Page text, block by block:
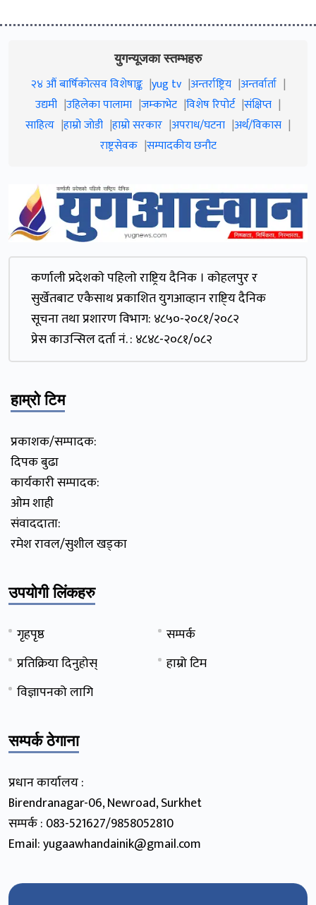
युगन्यूजका स्तम्भहरु
२४ औं बार्षिकोत्सव विशेषाङ्क yug tv अन्तर्राष्ट्रिय अन्तर्वार्ता
उद्यमी उहिलेका पालामा जम्काभेट विशेष रिपोर्ट संक्षिप्त
साहित्य हाम्रो जाेडी हाम्रो सरकार अपराध/घटना अर्थ/विकास
राष्ट्रसेवक सम्पादकीय छनौट
कर्णाली प्रदेशकाे पहिलाे राष्ट्रिय दैनिक । काेहलपुर र
सुर्खेतबाट एकैसाथ प्रकाशित युगआव्हान राष्टि्य दैनिक
सूचना तथा प्रशारण विभाग: ४८५०-२०८१/२०८२
प्रेस काउन्सिल दर्ता नं. : ४८४८-२०८१/०८२
हाम्रो टिम
प्रकाशक/सम्पादक:
दिपक बुढा
कार्यकारी सम्पादक:
ओम शाही
संवाददाता:
रमेश रावल/सुशील खड्का
उपयोगी लिंकहरु
गृहपृष्ठ
सम्पर्क
प्रतिक्रिया दिनुहोस्
हाम्रो टिम
विज्ञापनको लागि
सम्पर्क ठेगाना
प्रधान कार्यालय :
Birendranagar-06, Newroad, Surkhet
सम्पर्क : 083-521627/9858052810
Email: yugaawhandainik@gmail.com